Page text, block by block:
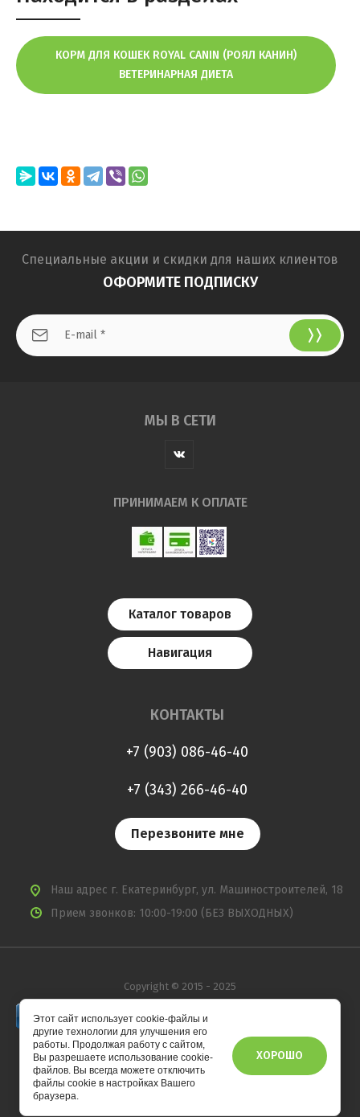
КОРМ ДЛЯ КОШЕК ROYAL CANIN (РОЯЛ КАНИН)
ВЕТЕРИНАРНАЯ ДИЕТА
Специальные акции и скидки для наших клиентов
ОФОРМИТЕ ПОДПИСКУ
МЫ В СЕТИ
ПРИНИМАЕМ К ОПЛАТЕ
Каталог товаров
Навигация
КОНТАКТЫ
+7 (903) 086-46-40
+7 (343) 266-46-40
Перезвоните мне
Наш адрес г. Екатеринбург, ул. Машиностроителей, 18
Прием звонков: 10:00-19:00 (БЕЗ ВЫХОДНЫХ)
Copyright © 2015 - 2025
Этот сайт использует cookie-файлы и
другие технологии для улучшения его
работы. Продолжая работу с сайтом,
Вы разрешаете использование cookie-
файлов. Вы всегда можете отключить
файлы cookie в настройках Вашего
браузера.
ХОРОШО